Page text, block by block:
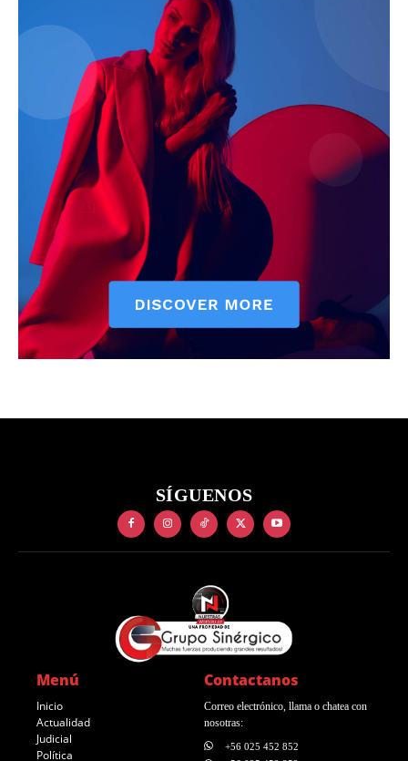
SÍGUENOS
Menú
Inicio
Actualidad
Judicial
Política
Contactanos
Correo electrónico, llama o chatea con
nosotras:
+56 025 452 852